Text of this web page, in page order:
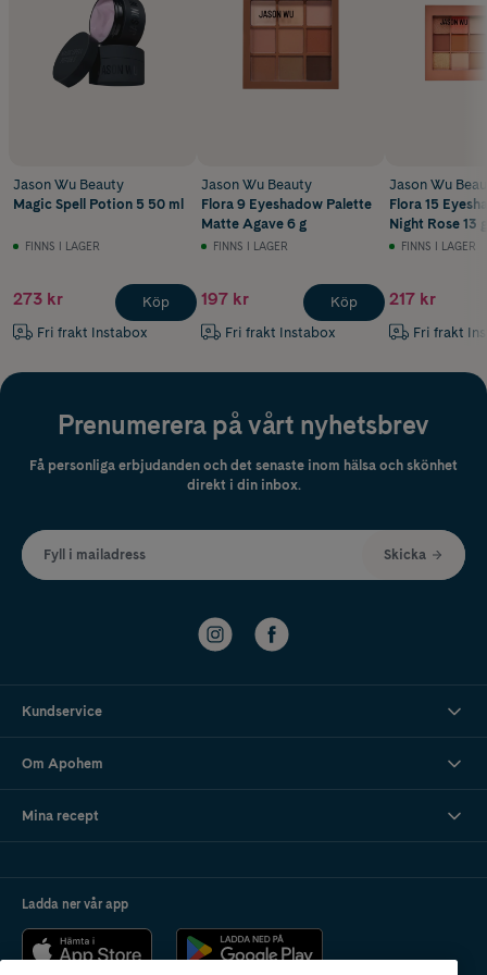
Jason Wu Beauty
Magic Spell Potion 5 50 ml
FINNS I LAGER
273 kr
Fri frakt Instabox
Köp
Jason Wu Beauty
Flora 9 Eyeshadow Palette
Matte Agave 6 g
FINNS I LAGER
197 kr
Fri frakt Instabox
Köp
Jason Wu
Flora 15
Night Rose 13 g
FINNS I LAGER
217 kr
Fri frakt
Prenumerera på vårt nyhetsbrev
Få personliga erbjudanden och det senaste inom hälsa och skönhet
direkt i din inbox.
Fyll i mailadress Skicka
Kundservice
Om Apohem
Mina recept
Ladda ner vår app